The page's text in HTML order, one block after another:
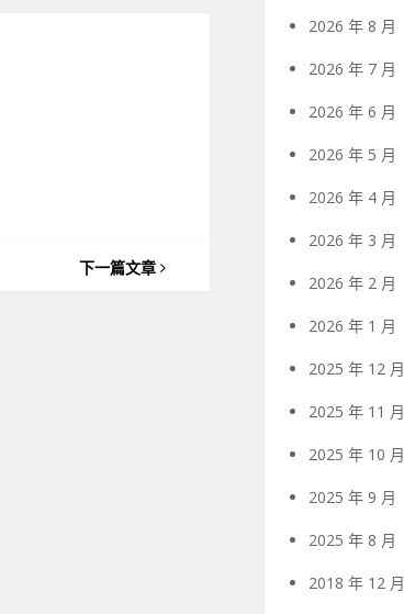
下一篇文章
2026 年 8 月
2026 年 7 月
2026 年 6 月
2026 年 5 月
2026 年 4 月
2026 年 3 月
2026 年 2 月
2026 年 1 月
2025 年 12 月
2025 年 11 月
2025 年 10 月
2025 年 9 月
2025 年 8 月
2018 年 12 月